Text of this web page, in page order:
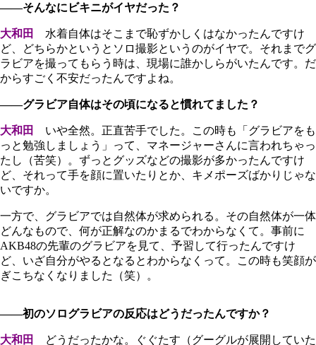
――そんなにビキニがイヤだった？
大和田
水着自体はそこまで恥ずかしくはなかったんですけ
ど、どちらかというとソロ撮影というのがイヤで。それまでグ
ラビアを撮ってもらう時は、現場に誰かしらがいたんです。だ
からすごく不安だったんですよね。
――グラビア自体はその頃になると慣れてました？
大和田
いや全然。正直苦手でした。この時も「グラビアをも
っと勉強しましょう」って、マネージャーさんに言われちゃっ
たし（苦笑）。ずっとグッズなどの撮影が多かったんですけ
ど、それって手を顔に置いたりとか、キメポーズばかりじゃな
いですか。
一方で、グラビアでは自然体が求められる。その自然体が一体
どんなもので、何が正解なのかまるでわからなくて。事前に
AKB48の先輩のグラビアを見て、予習して行ったんですけ
ど、いざ自分がやるとなるとわからなくって。この時も笑顔が
ぎこちなくなりました（笑）。
――初のソログラビアの反応はどうだったんですか？
大和田 どうだったかな。ぐぐたす（グーグルが展開していた